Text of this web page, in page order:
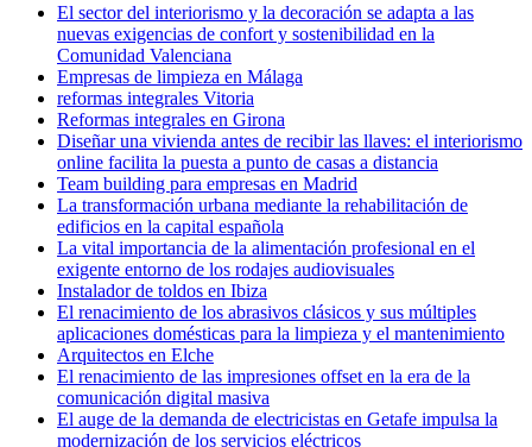
El sector del interiorismo y la decoración se adapta a las
nuevas exigencias de confort y sostenibilidad en la
Comunidad Valenciana
Empresas de limpieza en Málaga
reformas integrales Vitoria
Reformas integrales en Girona
Diseñar una vivienda antes de recibir las llaves: el interiorismo
online facilita la puesta a punto de casas a distancia
Team building para empresas en Madrid
La transformación urbana mediante la rehabilitación de
edificios en la capital española
La vital importancia de la alimentación profesional en el
exigente entorno de los rodajes audiovisuales
Instalador de toldos en Ibiza
El renacimiento de los abrasivos clásicos y sus múltiples
aplicaciones domésticas para la limpieza y el mantenimiento
Arquitectos en Elche
El renacimiento de las impresiones offset en la era de la
comunicación digital masiva
El auge de la demanda de electricistas en Getafe impulsa la
modernización de los servicios eléctricos